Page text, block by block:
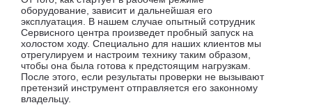
оборудование, зависит и дальнейшая его
эксплуатация. В нашем случае опытный сотрудник
Сервисного центра произведет пробный запуск на
холостом ходу. Специально для наших клиентов мы
отрегулируем и настроим технику таким образом,
чтобы она была готова к предстоящим нагрузкам.
После этого, если результаты проверки не вызывают
претензий инструмент отправляется его законному
владельцу.